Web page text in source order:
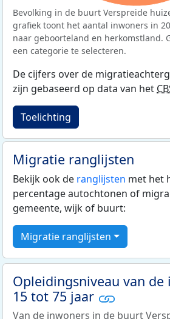
Bevolking in de buurt Verspreide
grafiek toont het aantal inwoners in
naar geboorteland en herkomstland.
een categorie te selecteren.
De cijfers over de
zijn gebaseerd op data van het
Toelichting
Migratie ranglijsten
Bekijk ook de ranglijsten met het
percentage autochtonen of
gemeente, wijk of buurt:
Migratie ranglijsten
Opleidingsniveau van de
15 tot 75 jaar
Van de inwoners in de buurt